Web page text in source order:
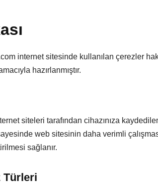
internet sitesinde kullanılan çerezler
hazırlanmıştır.
siteleri tarafından cihazınıza
web sitesinin daha verimli
sağlanır.
Türleri